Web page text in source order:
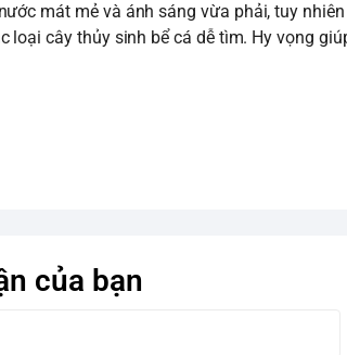
mát mẻ và ánh sáng vừa phải, tuy
loại cây thủy sinh bể cá dễ tìm. Hy vọng
của bạn